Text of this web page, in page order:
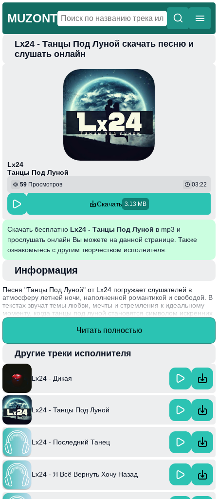
MUZONT
Главная
Lx24 - Танцы Под Луной скачать песню и
слушать онлайн
Lx24
Танцы Под Луной
59 Просмотров 03:22
Скачать 3.13 MB
Скачать бесплатно Lx24 - Танцы Под Луной в mp3 и
прослушать онлайн Вы можете на данной странице. Также
ознакомьтесь с другим творчеством исполнителя.
Информация
Песня "Танцы Под Луной" от Lx24 погружает слушателей в
атмосферу летней ночи, наполненной романтикой и свободой. В
текстах звучат темы любви, мечты и стремления к идеальному
моменту, когда танцы под луной становятся символом искренних
чувств и радости жизни. Легкий, завораживающий ритм
подчеркивает яркие эмоции, передавая ощущение праздника и
Интересный факт: Lx24, будучи ярким представителем
современной музыкальной сцены, активно экспериментирует с
различными жанрами, что делает его творчество уникальным и
многогранным.
Читать полностью
Другие треки исполнителя
Lx24 - Дикая
Lx24 - Танцы Под Луной
Lx24 - Последний Танец
Lx24 - Я Всё Вернуть Хочу Назад